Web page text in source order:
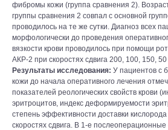
фибромы кожи (группа сравнения 2).
группы сравнения 2 совпал с основной
проводилось на те же сутки. Диагноз всех
морфологически до проведения
вязкости крови проводилось при помощи
АКР-2 при скоростях сдвига 200, 100, 150,
Результаты исследования: У пациентов с
кожи до начала оперативного лечения
показателей реологических свойств крови
эритроцитов, индекс деформируемости
степень эффективности доставки
скоростях сдвига. В 1-е